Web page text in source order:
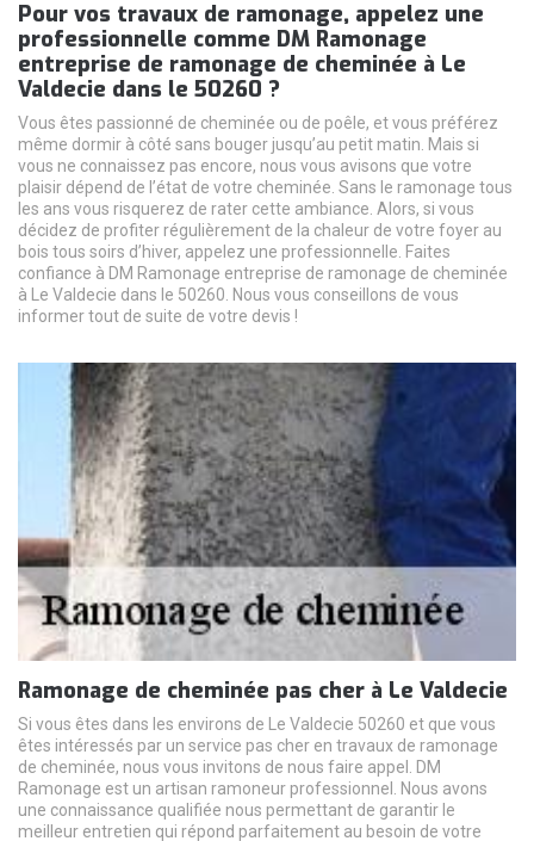
Pour vos travaux de ramonage, appelez une
professionnelle comme DM Ramonage
entreprise de ramonage de cheminée à Le
Valdecie dans le 50260 ?
Vous êtes passionné de cheminée ou de poêle, et vous préférez
même dormir à côté sans bouger jusqu’au petit matin. Mais si
vous ne connaissez pas encore, nous vous avisons que votre
plaisir dépend de l’état de votre cheminée. Sans le ramonage tous
les ans vous risquerez de rater cette ambiance. Alors, si vous
décidez de profiter régulièrement de la chaleur de votre foyer au
bois tous soirs d’hiver, appelez une professionnelle. Faites
confiance à DM Ramonage entreprise de ramonage de cheminée
à Le Valdecie dans le 50260. Nous vous conseillons de vous
informer tout de suite de votre devis !
Ramonage de cheminée pas cher à Le Valdecie
Si vous êtes dans les environs de Le Valdecie 50260 et que vous
êtes intéressés par un service pas cher en travaux de ramonage
de cheminée, nous vous invitons de nous faire appel. DM
Ramonage est un artisan ramoneur professionnel. Nous avons
une connaissance qualifiée nous permettant de garantir le
meilleur entretien qui répond parfaitement au besoin de votre